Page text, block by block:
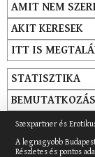
AMIT NEM
AKIT KERESEK
ITT IS
STATISZTIKA
BEMUTATKOZÁS
Szexpartner és
A legnagyobb
Részletes és pontos